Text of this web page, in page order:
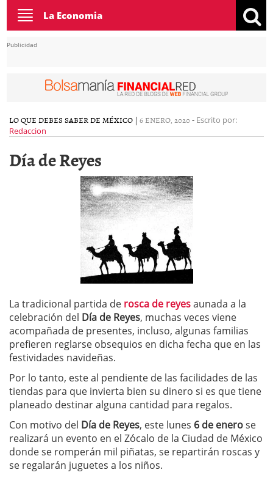
Toggle
navigation
La Economia
Publicidad
LO QUE DEBES SABER DE MÉXICO | 6 ENERO, 2020- Escrito por:
Redaccion
Día de Reyes
La tradicional partida de rosca de reyesaunada a la
celebración del Día de Reyes, muchas veces viene
acompañada de presentes, incluso, algunas familias
prefieren reglarse obsequios en dicha fecha que en las
festividades navideñas.
Por lo tanto, este al pendiente de las facilidades de las
tiendas para que invierta bien su dinero si es que tiene
planeado destinar alguna cantidad para regalos.
Con motivo del Día de Reyes, este lunes 6 de enerose
realizará un evento en el Zócalo de la Ciudad de México
donde se romperán mil piñatas, se repartirán roscas y
se regalarán juguetes a los niños.